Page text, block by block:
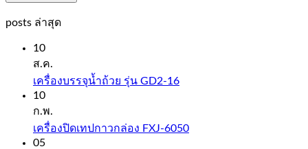
posts ล่าสุด
10
ส.ค.
เครื่องบรรจุน้ำถ้วย รุ่น GD2-16
10
ก.พ.
เครื่องปิดเทปกาวกล่อง FXJ-6050
05